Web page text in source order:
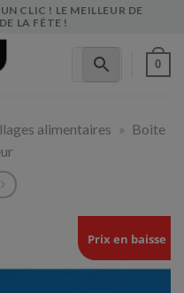
CLIC ! LE MEILLEUR DE
LA FÊTE !
0
alimentaires » Boite
Prix en baisse